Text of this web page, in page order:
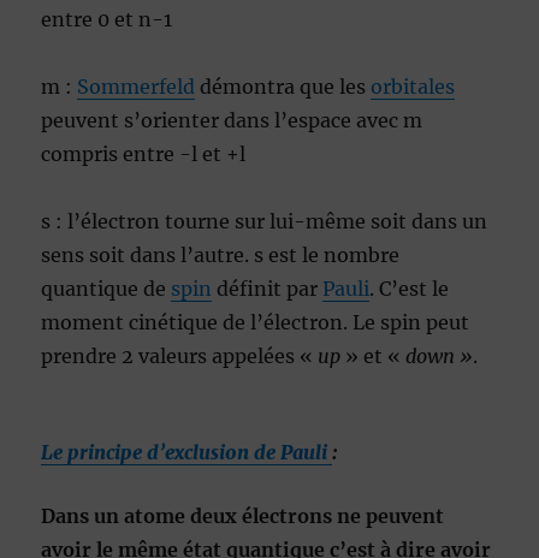
entre 0 et n-1
m : Sommerfeld démontra que les orbitales
peuvent s’orienter dans l’espace avec m
compris entre -l et +l
s : l’électron tourne sur lui-même soit dans un
sens soit dans l’autre. s est le nombre
quantique de spin définit par Pauli. C’est le
moment cinétique de l’électron. Le spin peut
prendre 2 valeurs appelées « up » et «down ».
Le principe d’exclusion de Pauli :
Dans un atome deux électrons ne peuvent
avoir le même état quantique c’est à dire avoir